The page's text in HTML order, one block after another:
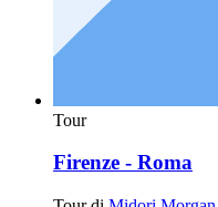
Tour
Firenze - Roma